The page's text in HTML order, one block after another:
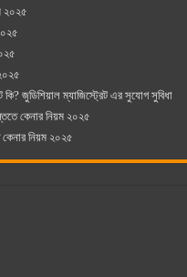
২০২৫
কি? জুডিশিয়াল ম্যাজিস্ট্রেট এর সুযোগ সুবিধা
কেনার নিয়ম ২০২৫
কেনার নিয়ম ২০২৫